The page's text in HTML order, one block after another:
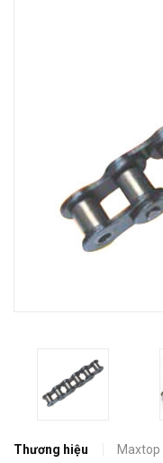
Thương hiệu
Maxtop